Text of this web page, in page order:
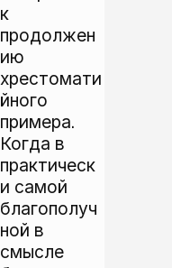
к
продолжен
ию
хрестомати
йного
примера.
Когда в
практическ
и самой
благополуч
ной в
смысле